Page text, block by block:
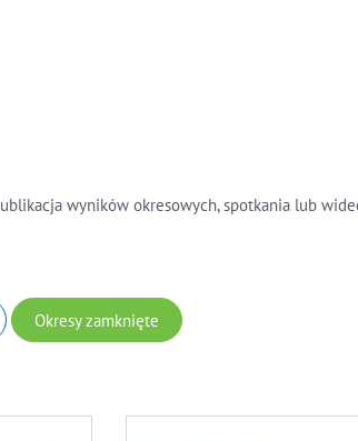
wyników okresowych, spotkania lub
Okresy zamknięte